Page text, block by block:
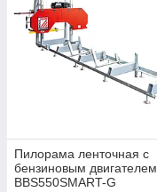
Пилорама ленточная с
бензиновым двигателем
BBS550SMART-G